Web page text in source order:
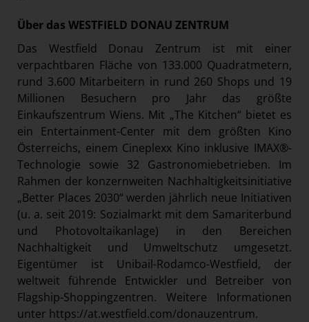
Über das WESTFIELD DONAU ZENTRUM
Das Westfield Donau Zentrum ist mit einer
verpachtbaren Fläche von 133.000 Quadratmetern,
rund 3.600 Mitarbeitern in rund 260 Shops und 19
Millionen Besuchern pro Jahr das größte
Einkaufszentrum Wiens. Mit „The Kitchen“ bietet es
ein Entertainment-Center mit dem größten Kino
Österreichs, einem Cineplexx Kino inklusive IMAX®-
Technologie sowie 32 Gastronomiebetrieben. Im
Rahmen der konzernweiten Nachhaltigkeitsinitiative
„Better Places 2030“ werden jährlich neue Initiativen
(u. a. seit 2019: Sozialmarkt mit dem Samariterbund
und Photovoltaikanlage) in den Bereichen
Nachhaltigkeit und Umweltschutz umgesetzt.
Eigentümer ist Unibail-Rodamco-Westfield, der
weltweit führende Entwickler und Betreiber von
Flagship-Shoppingzentren. Weitere Informationen
unter https://at.westfield.com/donauzentrum.